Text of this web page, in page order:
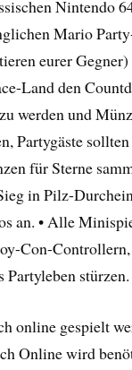
Nintendo
Mario
eurer
Land den
werden und
Partygäste
für Sterne
in Pilz-
an. • Alle
Con-
stürzen.
online gespielt
Online wird